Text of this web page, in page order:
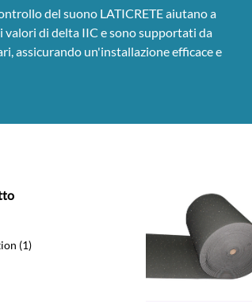
del suono LATICRETE aiutano a
valori di delta IIC e sono supportati da
assicurando un'installazione efficace e
(1)